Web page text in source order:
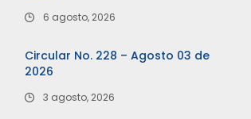
6 agosto, 2026
Circular No. 228 – Agosto 03 de
2026
3 agosto, 2026